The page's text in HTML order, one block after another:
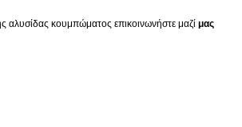
αλυσίδας κουμπώματος επικοινωνήστε μαζί μας